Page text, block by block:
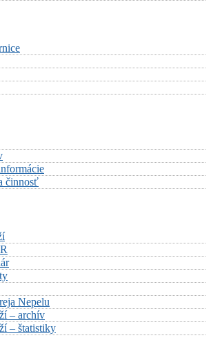
činnosť
Nepelu
– archív
– štatistiky